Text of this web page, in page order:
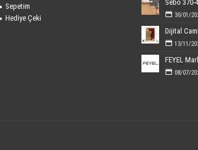
Sepetim
Hediye Çeki
30/01/
13/11/
08/07/